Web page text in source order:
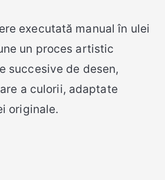
executată manual în ulei
un proces artistic
succesive de desen,
a culorii, adaptate
originale.